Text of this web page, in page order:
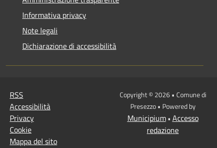
Informativa privacy
Note legali
Dichiarazione di accessibilità
RSS
Accessibilità
Privacy
Cookie
Mappa del sito
Copyright © 2026 • Comune di
Presezzo • Powered by
Municipium• Accesso
redazione